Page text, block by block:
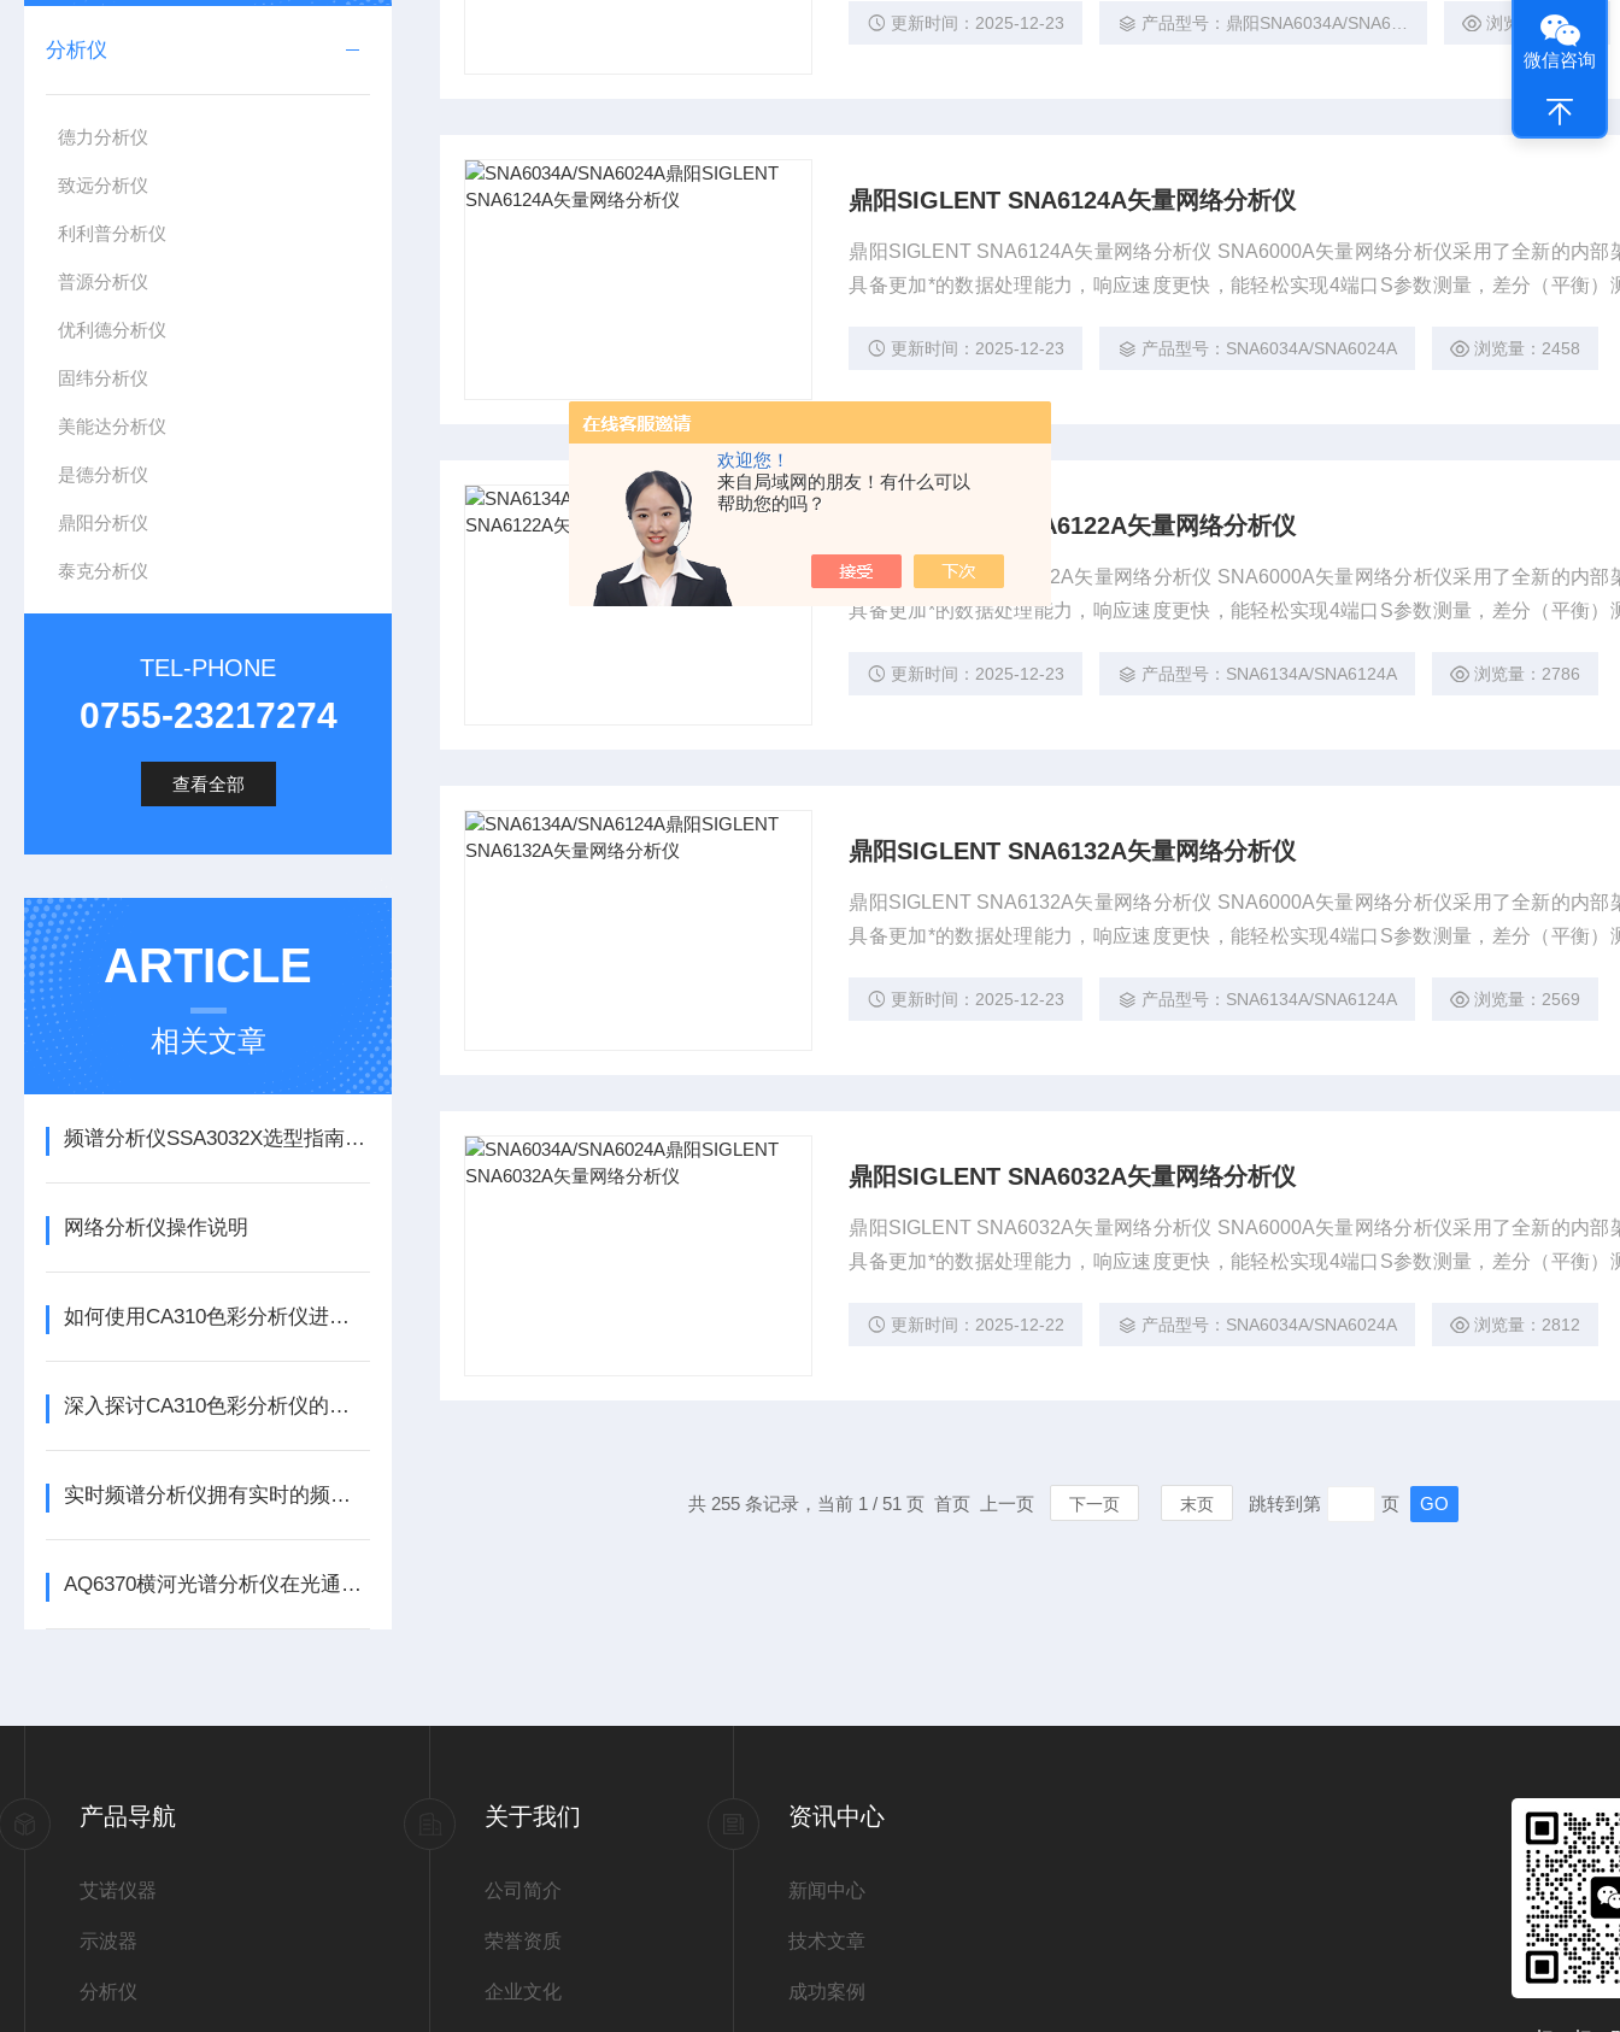
欢迎您！
来自局域网的朋友！有什么可以
帮助您的吗？
分析仪
德力分析仪
致远分析仪
利利普分析仪
普源分析仪
优利德分析仪
固纬分析仪
美能达分析仪
是德分析仪
鼎阳分析仪
泰克分析仪
TEL-PHONE
0755-23217274
查看全部
ARTICLE
相关文章
频谱分析仪SSA3032X选型指南：从带宽到实时分析的权衡
网络分析仪操作说明
如何使用CA310色彩分析仪进行颜色测量
深入探讨CA310色彩分析仪的技术优势
实时频谱分析仪拥有实时的频谱采集、分析、显示
AQ6370横河光谱分析仪在光通信领域的重要性
助工程师在苛刻的测试场景下仍获得准确可靠的测试结果。
更新时间：2025-12-23 产品型号：鼎阳SNA6034A/SNA6024A 浏览量：2563
鼎阳SIGLENT SNA6124A矢量网络分析仪
鼎阳SIGLENT SNA6124A矢量网络分析仪 SNA6000A矢量网络分析仪采用了全新的内部
具备更加*的数据处理能力，响应速度更快，能轻松实现4端口S参数测量，差分（平衡）
助工程师在苛刻的测试场景下仍获得准确可靠的测试结果。
更新时间：2025-12-23 产品型号：SNA6034A/SNA6024A 浏览量：2458
鼎阳SIGLENT SNA6122A矢量网络分析仪
鼎阳SIGLENT SNA6122A矢量网络分析仪 SNA6000A矢量网络分析仪采用了全新的内部
具备更加*的数据处理能力，响应速度更快，能轻松实现4端口S参数测量，差分（平衡）
助工程师在苛刻的测试场景下仍获得准确可靠的测试结果。
更新时间：2025-12-23 产品型号：SNA6134A/SNA6124A 浏览量：2786
鼎阳SIGLENT SNA6132A矢量网络分析仪
鼎阳SIGLENT SNA6132A矢量网络分析仪 SNA6000A矢量网络分析仪采用了全新的内部
具备更加*的数据处理能力，响应速度更快，能轻松实现4端口S参数测量，差分（平衡）
助工程师在苛刻的测试场景下仍获得准确可靠的测试结果。
更新时间：2025-12-23 产品型号：SNA6134A/SNA6124A 浏览量：2569
鼎阳SIGLENT SNA6032A矢量网络分析仪
鼎阳SIGLENT SNA6032A矢量网络分析仪 SNA6000A矢量网络分析仪采用了全新的内部
具备更加*的数据处理能力，响应速度更快，能轻松实现4端口S参数测量，差分（平衡）
助工程师在苛刻的测试场景下仍获得准确可靠的测试结果。
更新时间：2025-12-22 产品型号：SNA6034A/SNA6024A 浏览量：2812
共 255 条记录，当前 1 / 51 页 首页 上一页 下一页 末页 跳转到第 页
产品导航
艾诺仪器
示波器
分析仪
关于我们
公司简介
荣誉资质
企业文化
资讯中心
新闻中心
技术文章
成功案例
微信咨询